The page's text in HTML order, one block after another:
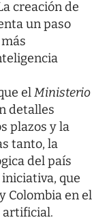
creación de
un paso
elMinisterio
detalles
plazos y la
tanto, la
del país
que
Colombia en el
artificial.